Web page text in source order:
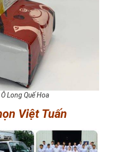
Long Quế Hoa
Việt Tuấn